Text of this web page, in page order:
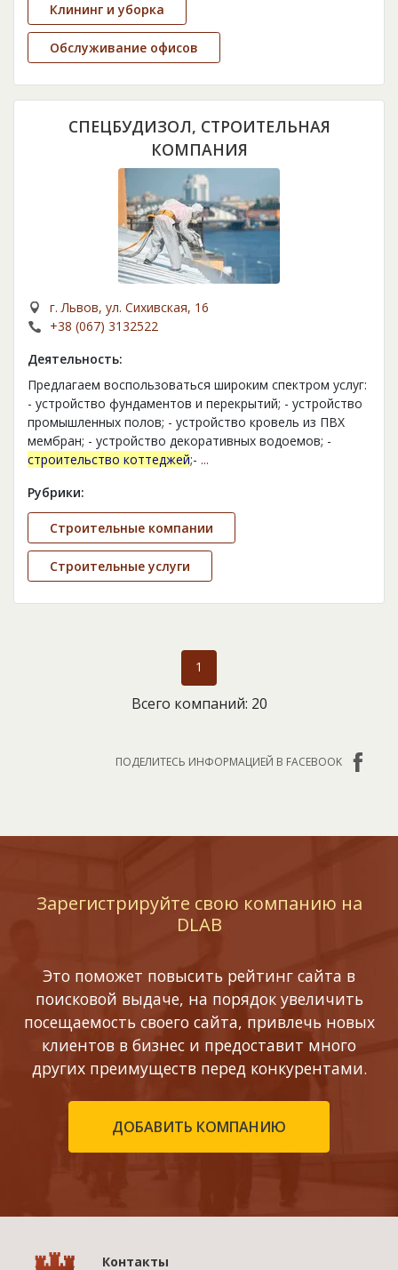
Клининг и уборка
Обслуживание офисов
СПЕЦБУДИЗОЛ, СТРОИТЕЛЬНАЯ
КОМПАНИЯ
г. Львов, ул. Сихивская, 16
+38 (067) 3132522
Деятельность:
Предлагаем воспользоваться широким спектром услуг:
- устройство фундаментов и перекрытий; - устройство
промышленных полов; - устройство кровель из ПВХ
мембран; - устройство декоративных водоемов; -
строительство коттеджей;- ...
Рубрики:
Строительные компании
Строительные услуги
1
Всего компаний: 20
ПОДЕЛИТЕСЬ ИНФОРМАЦИЕЙ В FACEBOOK
Зарегистрируйте свою компанию на
DLAB
Это поможет повысить рейтинг сайта в
поисковой выдаче, на порядок увеличить
посещаемость своего сайта, привлечь новых
клиентов в бизнес и предоставит много
других преимуществ перед конкурентами.
ДОБАВИТЬ КОМПАНИЮ
Контакты